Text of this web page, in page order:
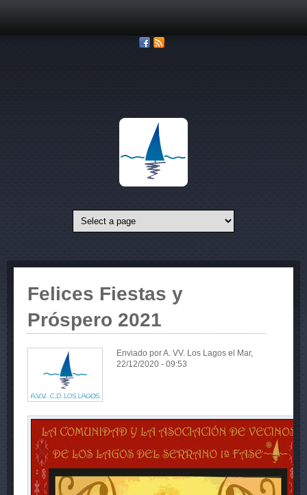
Felices Fiestas y
Próspero 2021
Enviado porA. VV. Los Lagos el Mar,
22/12/2020 - 09:53